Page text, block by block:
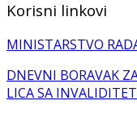
Korisni linkovi
MINISTARSTVO
DNEVNI BORAVAK
LICA SA